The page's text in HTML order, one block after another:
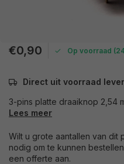
€0,90 Op voorraad
Direct uit voorraad
3-pins platte draaiknop 2,54
Lees meer
Wilt u grote aantallen van
nodig om te kunnen
een offerte aan.